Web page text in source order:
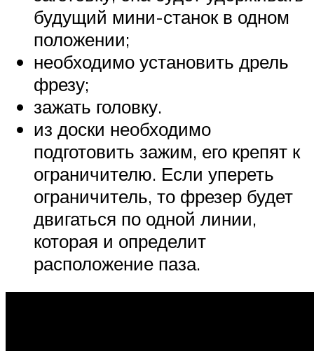
будущий мини-станок в одном
положении;
необходимо установить дрель
фрезу;
зажать головку.
из доски необходимо
подготовить зажим, его крепят к
ограничителю. Если упереть
ограничитель, то фрезер будет
двигаться по одной линии,
которая и определит
расположение паза.